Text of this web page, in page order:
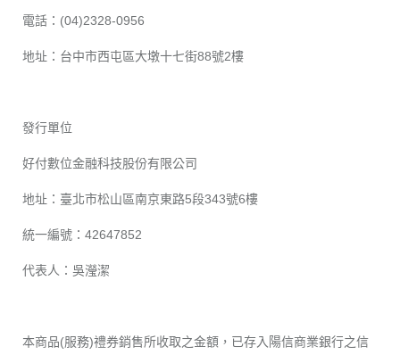
電話：(04)2328-0956
地址：台中市西屯區大墩十七街88號2樓
發行單位
好付數位金融科技股份有限公司
地址：臺北市松山區南京東路5段343號6樓
統一編號：42647852
代表人：吳瀅潔
本商品(服務)禮券銷售所收取之金額，已存入陽信商業銀行之信